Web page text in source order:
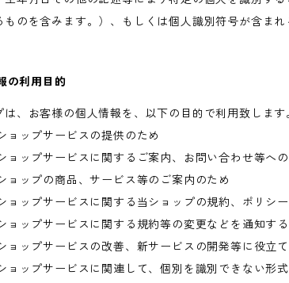
ものを含みます。）、もしくは個人識別符号が含まれ
の利用目的
は、お客様の個人情報を、以下の目的で利用致します
ョップサービスの提供のため
ョップサービスに関するご案内、お問い合わせ等へ
ョップの商品、サービス等のご案内のため
ョップサービスに関する当ショップの規約、ポリ
ョップサービスに関する規約等の変更などを通知す
ョップサービスの改善、新サービスの開発等に役立
ョップサービスに関連して、個別を識別できない形